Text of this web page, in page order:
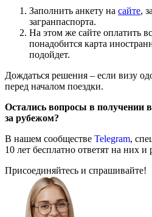
Заполнить анкету на сайте,
загранпаспорта.
На этом же сайте оплатить
понадобится карта
подойдет.
Дождаться решения – если визу
перед началом поездки.
Остались вопросы в получении
за рубежом?
В нашем сообществе Telegram,
10 лет бесплатно ответят на них
Присоединяйтесь и спрашивайте!